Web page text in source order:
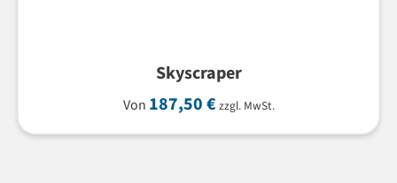
Skyscraper
Von 187,50€ zzgl. MwSt.